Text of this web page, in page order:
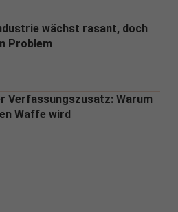
wächst rasant, doch
Problem
Verfassungszusatz: Warum
Waffe wird